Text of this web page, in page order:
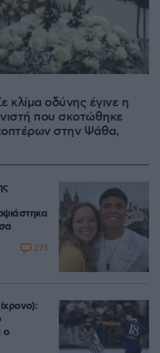
κλίμα οδύνης έγινε η
που σκοτώθηκε
στην Ψάθα,
273
ο